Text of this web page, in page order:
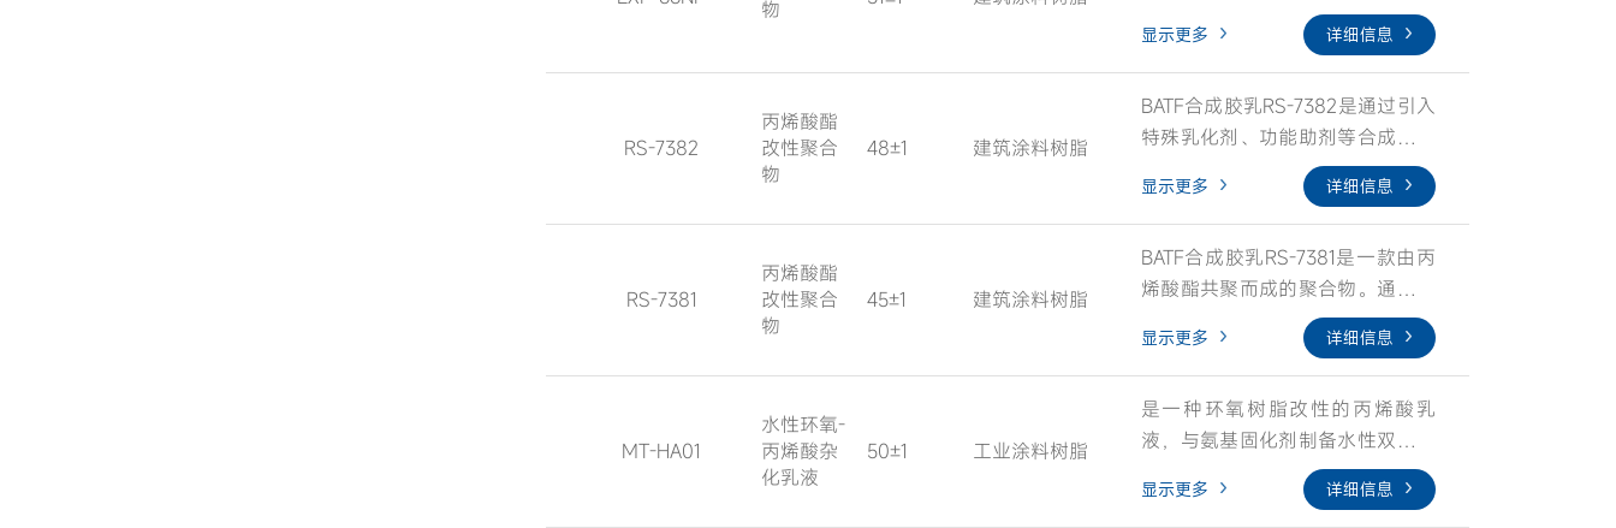
粉体体系的保温膏料； RS-6052是
一款高度环保化乳液，不含
计，将特定亲水物质在分子链上定
向分布，使漆膜在长期泡水时，水
节，避免形成较大的水分子聚集区
域造成泛白现象，进而漆膜在泡水
后的通透性，强度，附着力均优于
传统产品。本品不含APEO，不含
物
代钛白粉，降低配方成本，在提高
或是不损失涂料遮盖力的情况下，
有效增加涂料体积固含。提高涂料
的施工性，绿色环保，不含
APEO，不添加甲醛和甲醛释放
剂。
显示更多 详细信息
RS-7382
丙烯酸酯
改性聚合
物
48±1 建筑涂料树脂
BATF合成胶乳RS-7382是通过引入
特殊乳化剂、功能助剂等合成制备
而成的，该乳液具有优异的抗水性
及化学稳定性，对无机颜填料具有
卓越的润湿包裹性和分散能力。当
与BATF的BL-08搭配使用时，能够
满足多基材的高附着力需求，并可
赋予漆膜出色的干燥速率、快速的
强度建立、施工不易发花特性，以
漆膜还具备突出的防水性能和良好
的刚性。 BATF合成胶乳RS-7382
专为建筑翻新防水装饰一体化涂料
方案设计，是一款既不含APEO也
显示更多 详细信息
RS-7381
丙烯酸酯
改性聚合
物
45±1 建筑涂料树脂
BATF合成胶乳RS-7381是一款由丙
烯酸酯共聚而成的聚合物。通过采
用分子链嵌段技术，该乳液展现出
极佳的通透性和较窄的分子量分
布，从而赋予了其优异的粉料润湿
包裹性能，可减少施工发花，并对
多种基材表现出卓越的润湿渗透
性。当与BATF的BL-08搭配使用
时，能在多种基材上形成非常优异
显示更多 详细信息
MT-HA01
水性环氧-
丙烯酸杂
化乳液
50±1 工业涂料树脂
是一种环氧树脂改性的丙烯酸乳
液，与氨基固化剂制备水性双组份
环氧涂料，可用于金属等基材，适
合用于制备底面合一漆。
显示更多 详细信息